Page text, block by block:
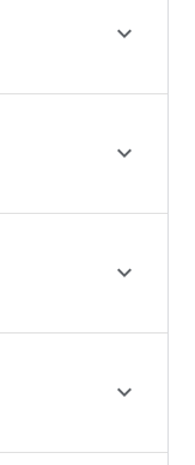



